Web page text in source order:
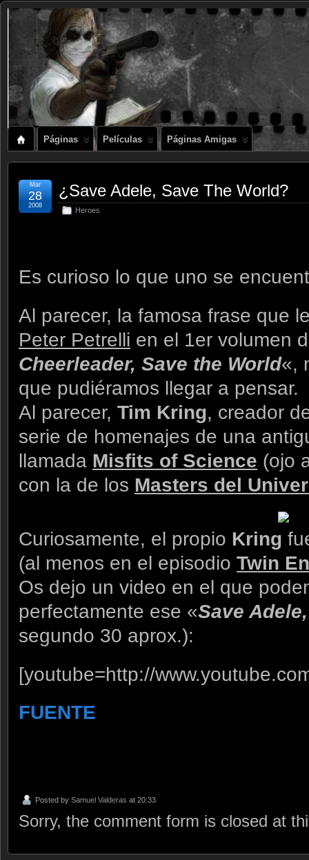
Páginas Películas Páginas Amigas
¿Save Adele, Save The World?
Heroes
Mar
28
2008
Es curioso lo que uno se
Al parecer, la famosa frase que
Peter Petrelli en el 1er volumen
Cheerleader, Save the World«,
que pudiéramos llegar a pensar.
Al parecer, Tim Kring, creador
serie de homenajes de una
llamada Misfits of Science (ojo
con la de los Masters del
Curiosamente, el propio Kring
(al menos en el episodio Twin
Os dejo un video en el que
perfectamente ese «Save
segundo 30 aprox.):
[youtube=http://
FUENTE
Posted by Samuel Valderas at 20:33
Sorry, the comment form is closed at